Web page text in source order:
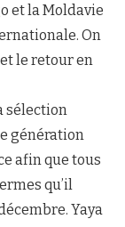
et la Moldavie
On
le retour en
sélection
génération
afin que tous
qu’il
Yaya